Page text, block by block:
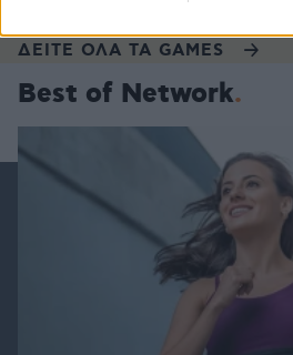
ΔΕΙΤΕ ΟΛΑ ΤΑ GAMES
Best of Network